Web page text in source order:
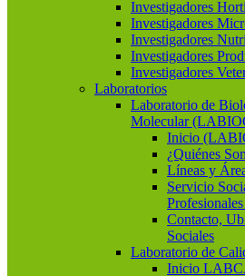
Investigadores
Investigadores
Investigadores
Investigadores
Investigadores
Laboratorios
Laboratorio de
Molecular
Inicio
¿Quiénes
Líneas y
Servicio
Contacto,
Sociales
Laboratorio de
Inicio